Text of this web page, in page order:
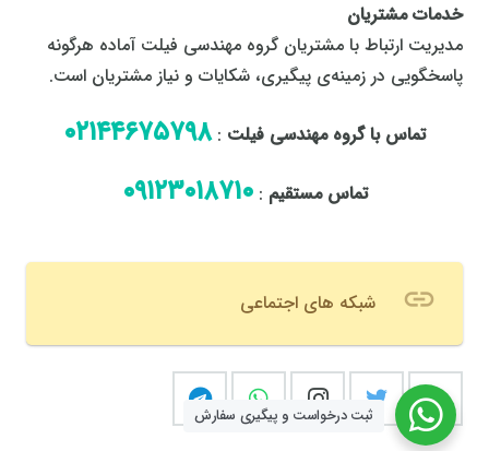
ثبت درخواست و پیگیری سفارش
خدمات مشتریان
مدیریت ارتباط با مشتریان گروه مهندسی فیلت آماده هرگونه
پاسخگویی در زمینه‌ی پیگیری، شکایات و نیاز مشتریان است.
تماس با گروه مهندسی فیلت :٠٢١٤٤٦٧٥٧٩٨
تماس مستقیم :٠٩١٢٣٠١٨٧١٠
link شبکه های اجتماعی